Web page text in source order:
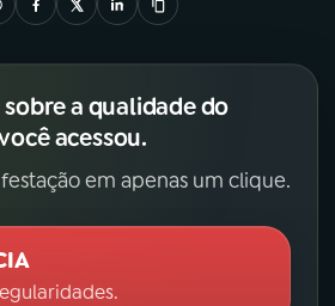
a qualidade do
acessou.
em apenas um clique.